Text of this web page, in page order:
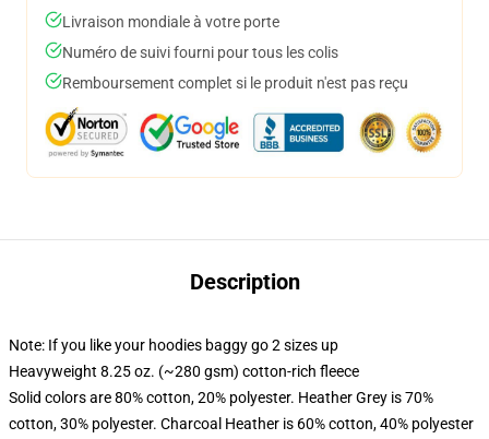
Livraison mondiale à votre porte
Numéro de suivi fourni pour tous les colis
Remboursement complet si le produit n'est pas reçu
Description
Note: If you like your hoodies baggy go 2 sizes up
Heavyweight 8.25 oz. (~280 gsm) cotton-rich fleece
Solid colors are 80% cotton, 20% polyester. Heather Grey is 70%
cotton, 30% polyester. Charcoal Heather is 60% cotton, 40% polyester